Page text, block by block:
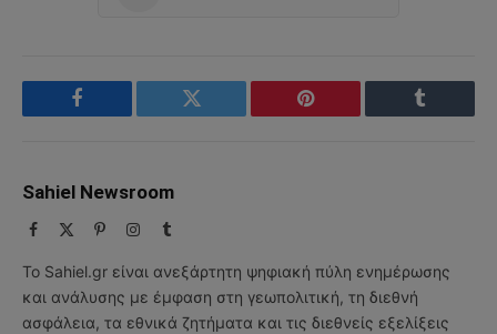
Facebook Twitter Pinterest Tumblr
Sahiel Newsroom
Facebook PinterestInstagram
Tumblr
Το Sahiel.gr είναι ανεξάρτητη ψηφιακή πύλη ενημέρωσης
και ανάλυσης με έμφαση στη γεωπολιτική, τη διεθνή
ασφάλεια, τα εθνικά ζητήματα και τις διεθνείς εξελίξεις